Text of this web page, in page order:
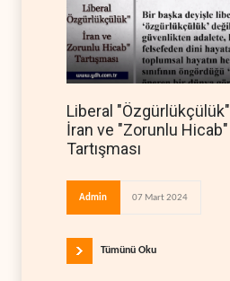
Liberal "Özgürlükçülük"
İran ve "Zorunlu Hicab"
Tartışması
Admin 07 Mart 2024
Tümünü Oku